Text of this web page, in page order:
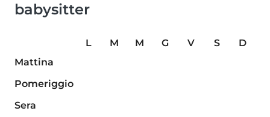
babysitter
L M M G V S
D
Mattina
Pomeriggio
Sera